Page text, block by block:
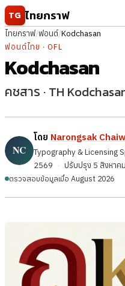
ข้ามไปยังเนื้อหา
TG ไทยกราฟ
ไทยกราฟ/ฟอนต์/Kodchasan
ฟอนต์ไทย · OFL
Kodchasan
คชสาร · TH
โดย Narongsak
Typography & Licensing
2569 · ปรับปรุง 5 สิงหาค
ตรวจสอบข้อมูลเมื่อ August 2026